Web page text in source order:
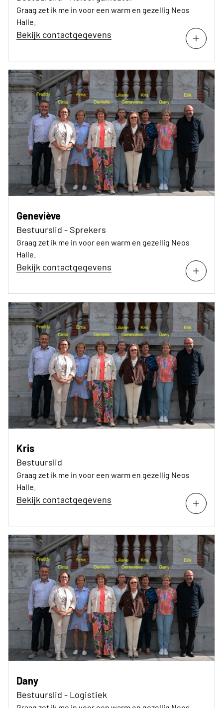
Graag zet ik me in voor een warm en gezellig Neos
Halle.
Bekijk contactgegevens
Geneviève
Bestuurslid - Sprekers
Graag zet ik me in voor een warm en gezellig Neos
Halle.
Bekijk contactgegevens
Kris
Bestuurslid
Graag zet ik me in voor een warm en gezellig Neos
Halle.
Bekijk contactgegevens
Dany
Bestuurslid - Logistiek